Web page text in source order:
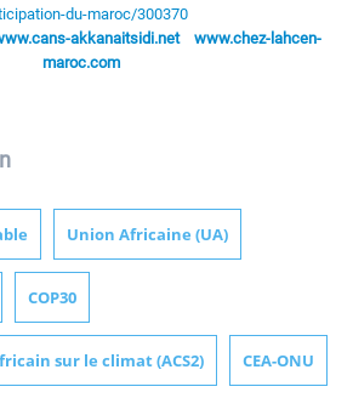
du-maroc/300370
akkanaitsidi.net
www.chez-lahcen-
maroc.com
Union Africaine (UA)
COP30
sur le climat (ACS2) CEA-ONU